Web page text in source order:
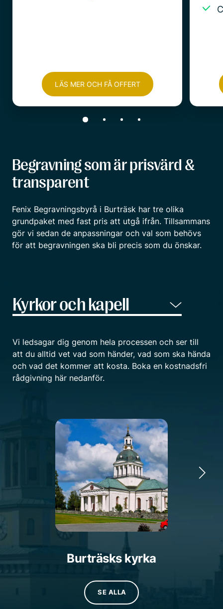
LÄS MER OCH FÅ OFFERT
Begravning som är prisvärd &
transparent
Fenix Begravningsbyrå i Burträsk har tre olika
grundpaket med fast pris att utgå ifrån. Tillsammans
gör vi sedan de anpassningar och val som behövs
för att begravningen ska bli precis som du önskar.
Vi ledsagar dig genom hela processen och ser till
att du alltid vet vad som händer, vad som ska hända
och vad det kommer att kosta. Boka en kostnadsfri
rådgivning här nedanför.
Burträsks kyrka
SE ALLA